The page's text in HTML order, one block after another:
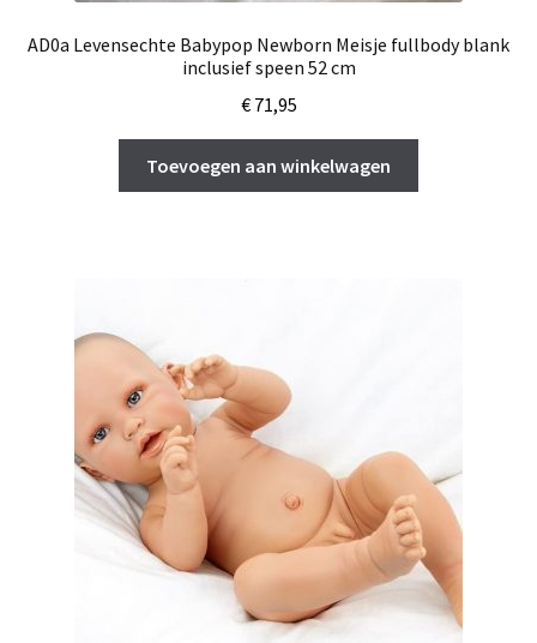
AD0a Levensechte Babypop Newborn Meisje fullbody blank
inclusief speen 52 cm
€71,95
Toevoegen aan winkelwagen